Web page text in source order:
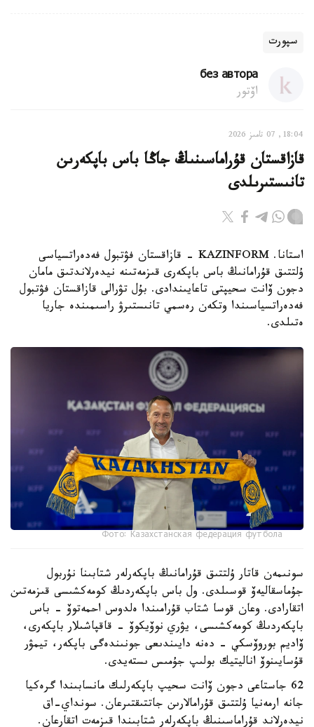
سپورت
без автора
اۆتور
18:04, 07 تامىز 2026
قازاقستان قۇراماسىنىڭ جاڭا باس باپكەرىن
تانىستىرىلدى
استانا. KAZINFORM - قازاقستان فۋتبول فەدەراتسياسى
ۇلتتىق قۇرامانىڭ باس باپكەرى قىزمەتىنە نيدەرلاندتىق مامان
دجون ۆانت سحيپتى تاعايىندادى. بۇل تۋرالى قازاقستان فۋتبول
فەدەراتسياسىندا وتكەن رەسمي تانىستىرۋ راسىمىندە جاريا
ەتىلدى.
Фото: Казахстанская федерация футбола
سونىمەن قاتار ۇلتتىق قۇرامانىڭ باپكەرلەر شتابىنا نۇربول
جۇماسقاليەۆ قوسىلدى. ول باس باپكەردىڭ كومەكشىسى قىزمەتىن
اتقارادى. وعان قوسا شتاب قۇرامىندا ەلدوس احمەتوۆ - باس
باپكەردىڭ كومەكشىسى، يۋري نوۆيكوۆ - قاقپاشىلار باپكەرى،
ۆاديم بوروۆسكي - دەنە دايىندىعى جونىندەگى باپكەر، تيمۋر
قۇسايىنوۆ اناليتيك بولىپ جۇمىس ىستەيدى.
62 جاستاعى دجون ۆانت سحيپ باپكەرلىك مانسابىندا گرەكيا
جانە ارمەنيا ۇلتتىق قۇرامالارىن جاتتىقتىرعان. سونداي-اق
نيدەرلاند قۇراماسىنىڭ باپكەرلەر شتابىندا قىزمەت اتقارعان.